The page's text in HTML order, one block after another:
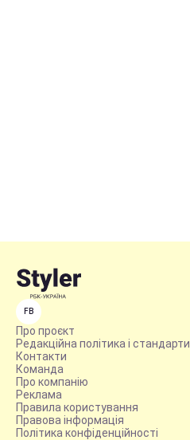
FB
Про проєкт
Редакційна політика і стандарти
Контакти
Команда
Про компанію
Реклама
Правила користування
Правова інформація
Політика конфіденційності